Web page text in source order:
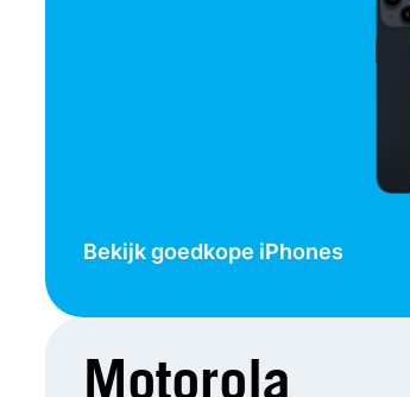
Bekijk goedkope iPhones